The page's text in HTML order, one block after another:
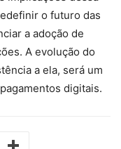
o futuro das
a adoção de
A evolução do
a ela, será um
digitais.